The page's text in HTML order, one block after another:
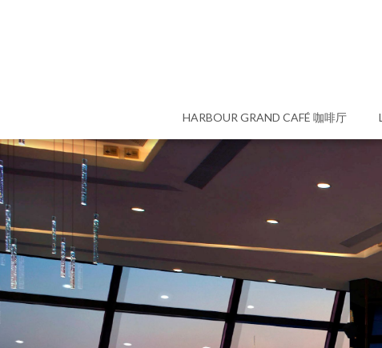
HARBOUR GRAND CAFÉ 咖啡厅